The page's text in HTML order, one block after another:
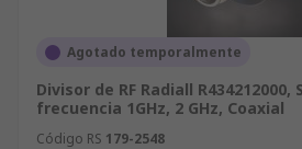
Agotado temporalmente
Divisor de RF Radiall R434212000,
frecuencia 1GHz, 2 GHz, Coaxial
Código RS 179-2548